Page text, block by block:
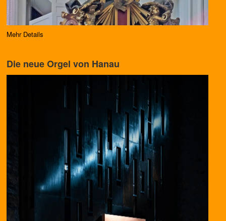
Mehr Details
Die neue Orgel von Hanau